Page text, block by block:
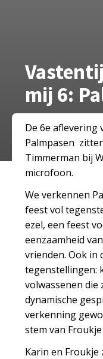
mij 6:
De 6e aflevering
Palmpasen
Timmerman bij
microfoon.
We verkennen
feest vol
ezel, een feest
eenzaamheid
vrienden. Ook in
tegenstellingen:
volwassenen
dynamische
verkenning
stem van
Karin en